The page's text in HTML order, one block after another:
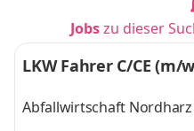
Jobszu dieser
LKW Fahrer C/CE (m/
Abfallwirtschaft